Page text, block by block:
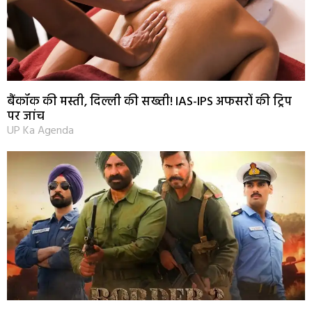
बैंकॉक की मस्ती, दिल्ली की सख्ती! IAS-IPS अफसरों की ट्रिप
पर जांच
UP Ka Agenda